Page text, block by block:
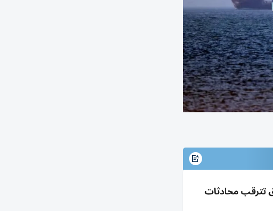
تراجع العبور إلى 33 سفينة والأسواق تترقب محادثات